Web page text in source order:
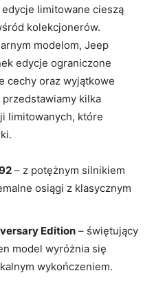
limitowane cieszą
kolekcjonerów.
modelom, Jeep
edycje ograniczone
cechy oraz wyjątkowe
kilka
limitowanych, które
– z potężnym silnikiem
osiągi z klasycznym
Edition – świętujący
model wyróżnia się
wykończeniem.